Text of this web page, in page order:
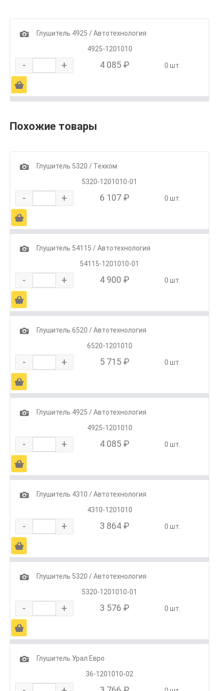
1
Глушитель 4925 / Автотехнология
4925-1201010
- + 4 085 ₽ 0 шт.
Ä
Похожие товары
1
Глушитель 5320 / Техком
5320-1201010-01
- + 6 107 ₽ 0 шт.
Ä
1
Глушитель 54115 / Автотехнология
54115-1201010-01
- + 4 900 ₽ 0 шт.
Ä
1
Глушитель 6520 / Автотехнология
6520-1201010
- + 5 715 ₽ 0 шт.
Ä
1
Глушитель 4925 / Автотехнология
4925-1201010
- + 4 085 ₽ 0 шт.
Ä
1
Глушитель 4310 / Автотехнология
4310-1201010
- + 3 864 ₽ 0 шт.
Ä
1
Глушитель 5320 / Автотехнология
5320-1201010-01
- + 3 576 ₽ 0 шт.
Ä
1
Глушитель Урал Евро
36-1201010-02